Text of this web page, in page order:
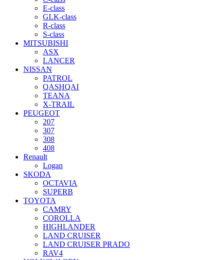
E-class
GLK-class
R-class
S-class
MITSUBISHI
ASX
LANCER
NISSAN
PATROL
QASHQAI
TEANA
X-TRAIL
PEUGEOT
207
307
308
408
Renault
Logan
SKODA
OCTAVIA
SUPERB
TOYOTA
CAMRY
COROLLA
HIGHLANDER
LAND CRUISER
LAND CRUISER PRADO
RAV4